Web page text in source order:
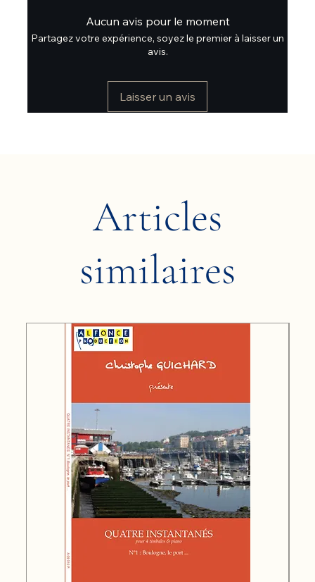
Aucun avis pour le moment
Partagez votre expérience, soyez le premier à laisser un
avis.
Laisser un avis
Articles
similaires